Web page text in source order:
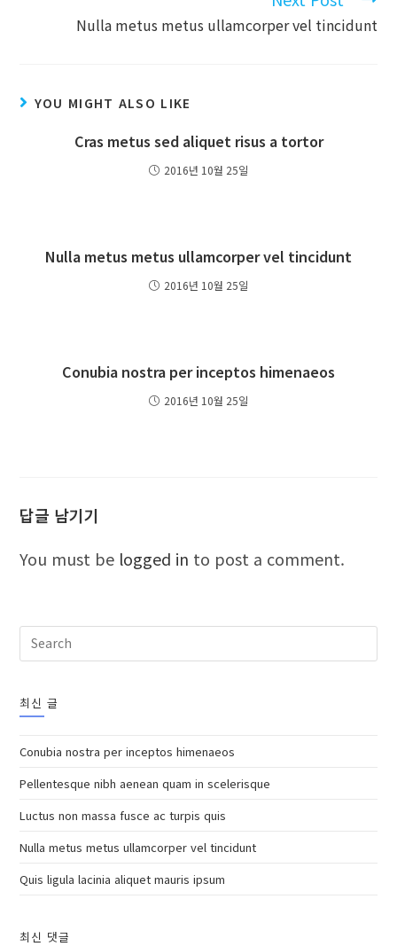
Nulla metus metus ullamcorper vel tincidunt
YOU MIGHT ALSO LIKE
Cras metus sed aliquet risus a tortor
2016년 10월 25일
Nulla metus metus ullamcorper vel tincidunt
2016년 10월 25일
Conubia nostra per inceptos himenaeos
2016년 10월 25일
답글 남기기
You must be logged in to post a comment.
최신 글
Conubia nostra per inceptos himenaeos
Pellentesque nibh aenean quam in scelerisque
Luctus non massa fusce ac turpis quis
Nulla metus metus ullamcorper vel tincidunt
Quis ligula lacinia aliquet mauris ipsum
최신 댓글